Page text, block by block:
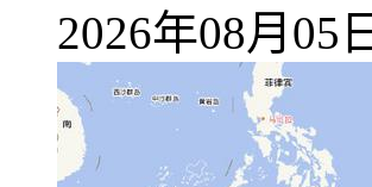
2026年08月05